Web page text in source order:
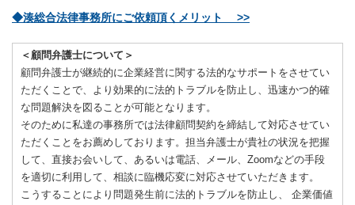
◆湊総合法律事務所にご依頼頂くメリット >>
＜顧問弁護士について＞
顧問弁護士が継続的に企業経営に関する法的なサポートをさせてい
ただくことで、より効果的に法的トラブルを防止し、迅速かつ的確
な問題解決を図ることが可能となります。
そのために私達の事務所では法律顧問契約を締結して対応させてい
ただくことをお薦めしております。担当弁護士が貴社の状況を把握
して、直接お会いして、あるいは電話、メール、Zoomなどの手段
を適切に利用して、相談に臨機応変に対応させていただきます。
こうすることにより問題発生前に法的トラブルを防止し、 企業価値